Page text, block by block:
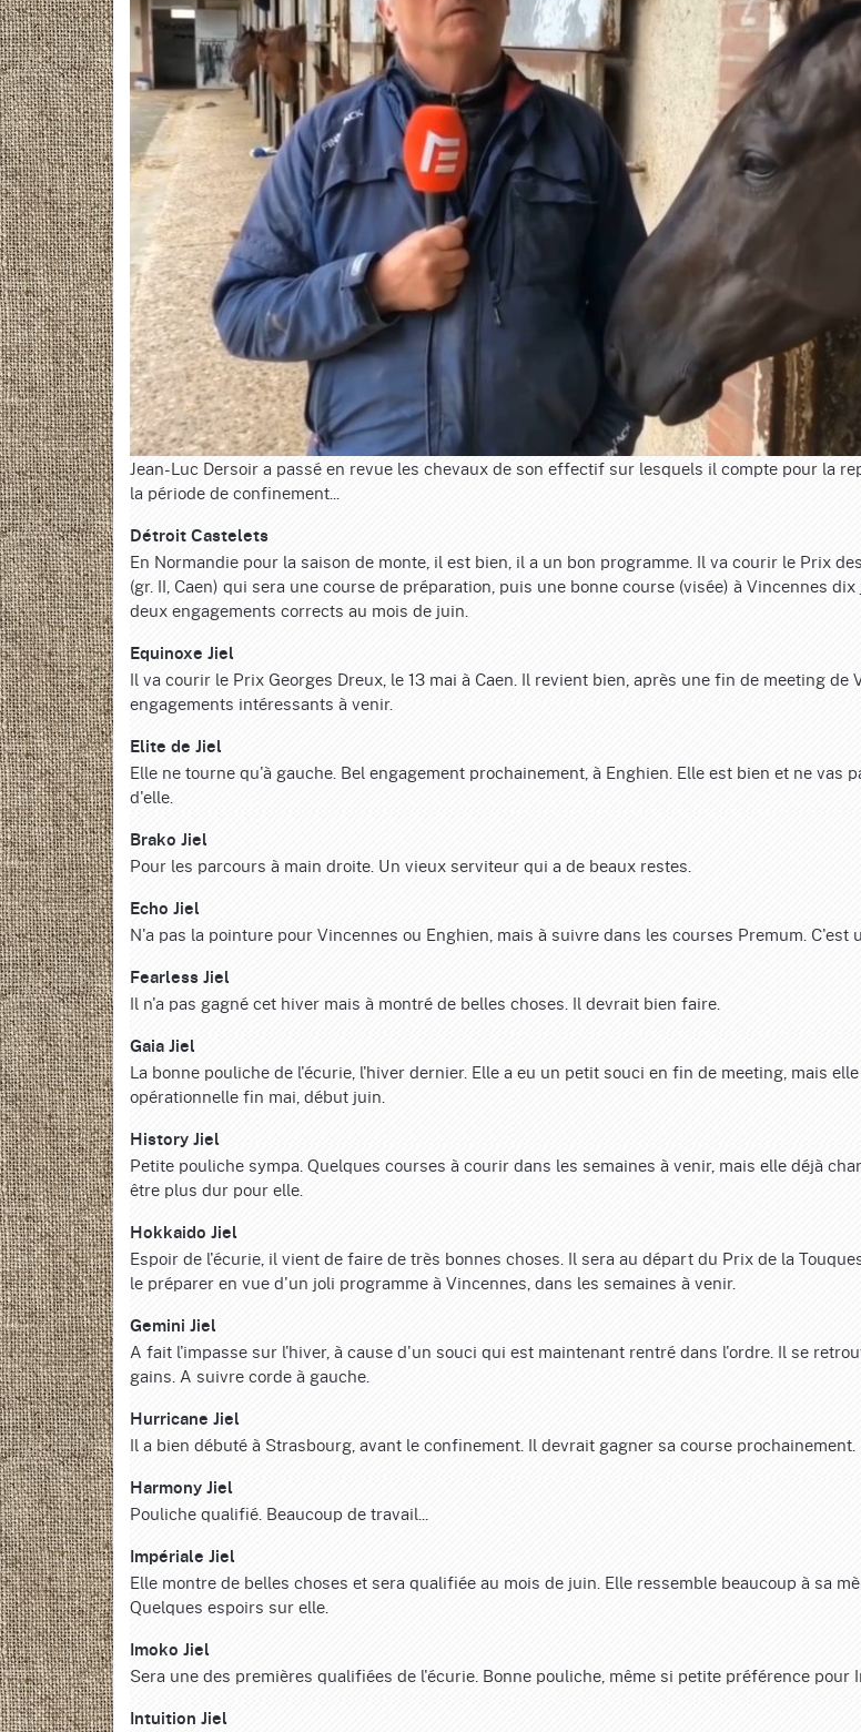
Jean-Luc Dersoir a passé en revue les chevaux de son effectif sur lesquels il compte pour la
la période de confinement...
Détroit Castelets
En Normandie pour la saison de monte, il est bien, il a un bon programme. Il va courir le Prix
(gr. II, Caen) qui sera une course de préparation, puis une bonne course (visée) à Vincennes
deux engagements corrects au mois de juin.
Equinoxe Jiel
Il va courir le Prix Georges Dreux, le 13 mai à Caen. Il revient bien, après une fin de meeting de
engagements intéressants à venir.
Elite de Jiel
Elle ne tourne qu'à gauche. Bel engagement prochainement, à Enghien. Elle est bien et ne vas
d'elle.
Brako Jiel
Pour les parcours à main droite. Un vieux serviteur qui a de beaux restes.
Echo Jiel
N'a pas la pointure pour Vincennes ou Enghien, mais à suivre dans les courses Premum. C'est
Fearless Jiel
Il n'a pas gagné cet hiver mais à montré de belles choses. Il devrait bien faire.
Gaia Jiel
La bonne pouliche de l'écurie, l'hiver dernier. Elle a eu un petit souci en fin de meeting, mais
opérationnelle fin mai, début juin.
History Jiel
Petite pouliche sympa. Quelques courses à courir dans les semaines à venir, mais elle déjà
être plus dur pour elle.
Hokkaido Jiel
Espoir de l'écurie, il vient de faire de très bonnes choses. Il sera au départ du Prix de la
le préparer en vue d'un joli programme à Vincennes, dans les semaines à venir.
Gemini Jiel
A fait l'impasse sur l'hiver, à cause d'un souci qui est maintenant rentré dans l'ordre. Il se
gains. A suivre corde à gauche.
Hurricane Jiel
Il a bien débuté à Strasbourg, avant le confinement. Il devrait gagner sa course prochainement.
Harmony Jiel
Pouliche qualifié. Beaucoup de travail...
Impériale Jiel
Elle montre de belles choses et sera qualifiée au mois de juin. Elle ressemble beaucoup à sa
Quelques espoirs sur elle.
Imoko Jiel
Sera une des premières qualifiées de l'écurie. Bonne pouliche, même si petite préférence pour
Intuition Jiel